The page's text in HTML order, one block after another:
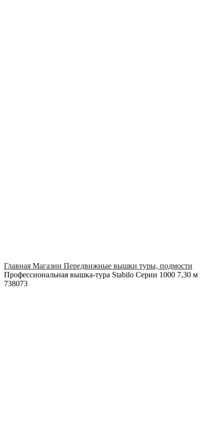
Главная Магазин Передвижные вышки туры, подмости
Профессиональная вышка-тура Stabilo Серии 1000 7,30 м
738073